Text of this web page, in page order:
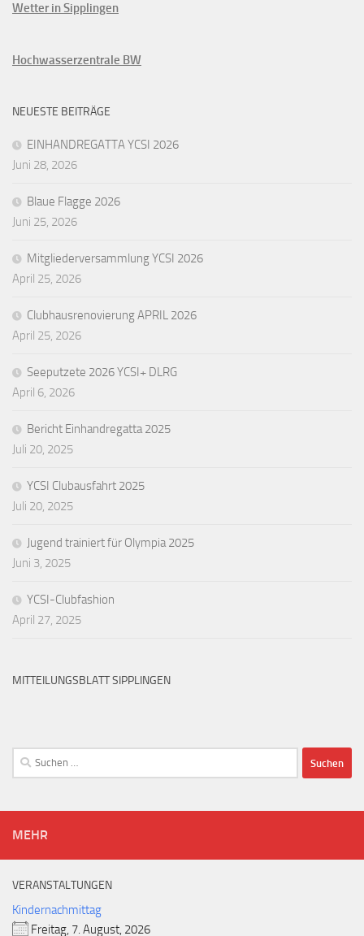
Wetter in Sipplingen
Hochwasserzentrale BW
NEUESTE BEITRÄGE
EINHANDREGATTA YCSI 2026
Juni 28, 2026
Blaue Flagge 2026
Juni 25, 2026
Mitgliederversammlung YCSI 2026
April 25, 2026
Clubhausrenovierung APRIL 2026
April 25, 2026
Seeputzete 2026 YCSI+ DLRG
April 6, 2026
Bericht Einhandregatta 2025
Juli 20, 2025
YCSI Clubausfahrt 2025
Juli 20, 2025
Jugend trainiert für Olympia 2025
Juni 3, 2025
YCSI-Clubfashion
April 27, 2025
MITTEILUNGSBLATT SIPPLINGEN
Suchen
nach:
MEHR
VERANSTALTUNGEN
Kindernachmittag
Freitag, 7. August, 2026